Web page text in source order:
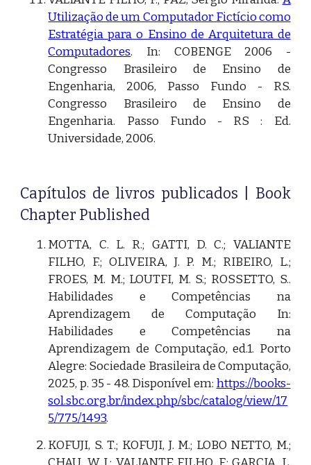
Utilização de um Computador Fictício como
Estratégia para o Ensino de Arquitetura de
Computadores. In: COBENGE 2006 -
Congresso Brasileiro de Ensino de
Engenharia, 2006, Passo Fundo - RS.
Congresso Brasileiro de Ensino de
Engenharia. Passo Fundo - RS : Ed.
Universidade, 2006.
Capítulos de livros publicados | Book
Chapter Published
MOTTA, C. L. R.; GATTI, D. C.; VALIANTE
FILHO, F.; OLIVEIRA, J. P. M.; RIBEIRO, L.;
FROES, M. M.; LOUTFI, M. S.; ROSSETTO, S..
Habilidades e Competências na
Aprendizagem de Computação In:
Habilidades e Competências na
Aprendizagem de Computação, ed.1. Porto
Alegre: Sociedade Brasileira de Computação,
2025, p. 35 - 48. Disponível em: https://books-
sol.sbc.org.br/index.php/sbc/catalog/view/17
5/775/1493.
KOFUJI, S. T.; KOFUJI, J. M.; LOBO NETTO, M.;